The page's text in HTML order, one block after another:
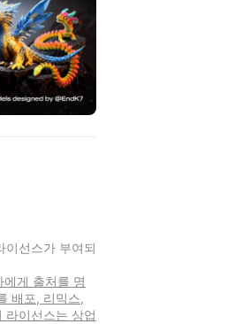
이선스가 부여되
게 출처를 명
배포, 리믹스,
라이선스는 상업